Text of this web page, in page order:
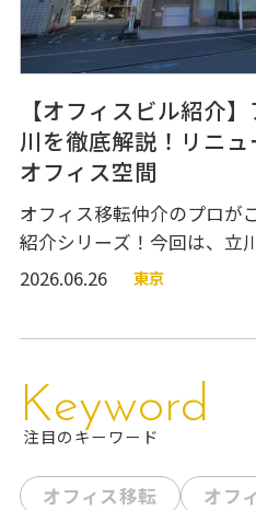
個人情報の取り扱いに
【オフィスビル紹介
川を徹底解説！リニ
オフィス空間
オフィス移転仲介のプロが
紹介シリーズ！今回は、立
ル『アーバンセンター立川
物件概要 ビル名：アーバン
立川市曙町1-22
2026.06.26 東京
Keyword
注目のキーワード
オフィス移転 オフ